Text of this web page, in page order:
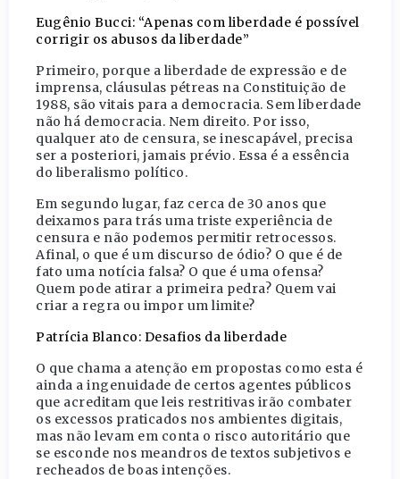
Eugênio Bucci: “Apenas com liberdade é possível
corrigir os abusos da liberdade”
Primeiro, porque a liberdade de expressão e de
imprensa, cláusulas pétreas na Constituição de
1988, são vitais para a democracia. Sem liberdade
não há democracia. Nem direito. Por isso,
qualquer ato de censura, se inescapável, precisa
ser a posteriori, jamais prévio. Essa é a essência
do liberalismo político.
Em segundo lugar, faz cerca de 30 anos que
deixamos para trás uma triste experiência de
censura e não podemos permitir retrocessos.
Afinal, o que é um discurso de ódio? O que é de
fato uma notícia falsa? O que é uma ofensa?
Quem pode atirar a primeira pedra? Quem vai
criar a regra ou impor um limite?
Patrícia Blanco: Desafios da liberdade
O que chama a atenção em propostas como esta é
ainda a ingenuidade de certos agentes públicos
que acreditam que leis restritivas irão combater
os excessos praticados nos ambientes digitais,
mas não levam em conta o risco autoritário que
se esconde nos meandros de textos subjetivos e
recheados de boas intenções.